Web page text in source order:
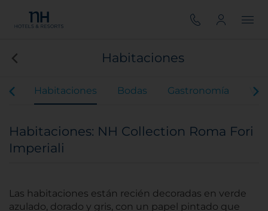
Habitaciones
Habitaciones Bodas Gastronomía
Habitaciones: NH Collection Roma Fori
Imperiali
Las habitaciones están recién decoradas en verde
azulado, dorado y gris, con un papel pintado que